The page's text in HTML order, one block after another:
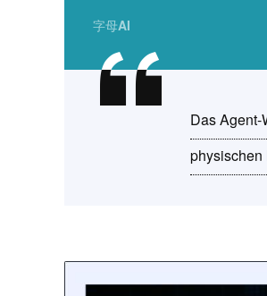
字母AI
Das
physischen